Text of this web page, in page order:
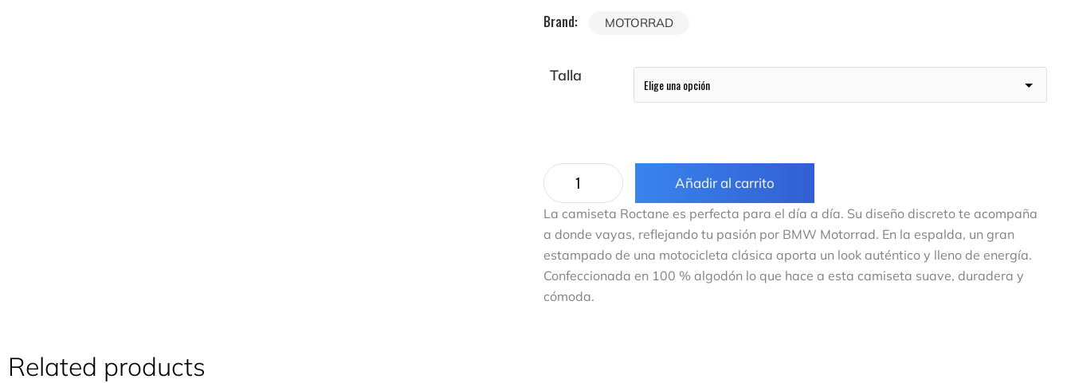
Brand: MOTORRAD
Talla
Añadir al carrito
La camiseta Roctane es perfecta para el día a día. Su diseño discreto te acompaña
a donde vayas, reflejando tu pasión por BMW Motorrad. En la espalda, un gran
estampado de una motocicleta clásica aporta un look auténtico y lleno de energía.
Confeccionada en 100 % algodón lo que hace a esta camiseta suave, duradera y
cómoda.
Related products